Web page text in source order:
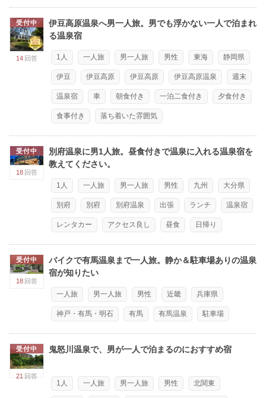
受付中
14 回答
伊豆高原温泉へ男一人旅。男でも浮かない一人で泊まれ
る温泉宿
1人 一人旅 男一人旅 男性 東海 静岡県
伊豆 伊豆高原 伊豆高原 伊豆高原温泉 週末
温泉宿 車 朝食付き 一泊二食付き 夕食付き
食事付き 落ち着いた雰囲気
受付中
18 回答
別府温泉に男1人旅。昼食付きで温泉に入れる温泉宿を
教えてください。
1人 一人旅 男一人旅 男性 九州 大分県
別府 別府 別府温泉 出張 ランチ 温泉宿
レンタカー アクセス良し 昼食 日帰り
受付中
18 回答
バイクで有馬温泉まで一人旅。静か＆駐車場ありの温泉
宿が知りたい
一人旅 男一人旅 男性 近畿 兵庫県
神戸・有馬・明石 有馬 有馬温泉 駐車場
受付中
21 回答
鬼怒川温泉で、男が一人で泊まるのにおすすめ宿
1人 一人旅 男一人旅 男性 北関東